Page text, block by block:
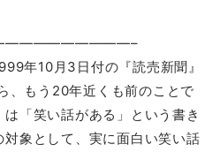
年10月3日付の『読売新聞』
、もう20年近くも前のことで
「笑い話がある」という書き
象として、実に面白い笑い話